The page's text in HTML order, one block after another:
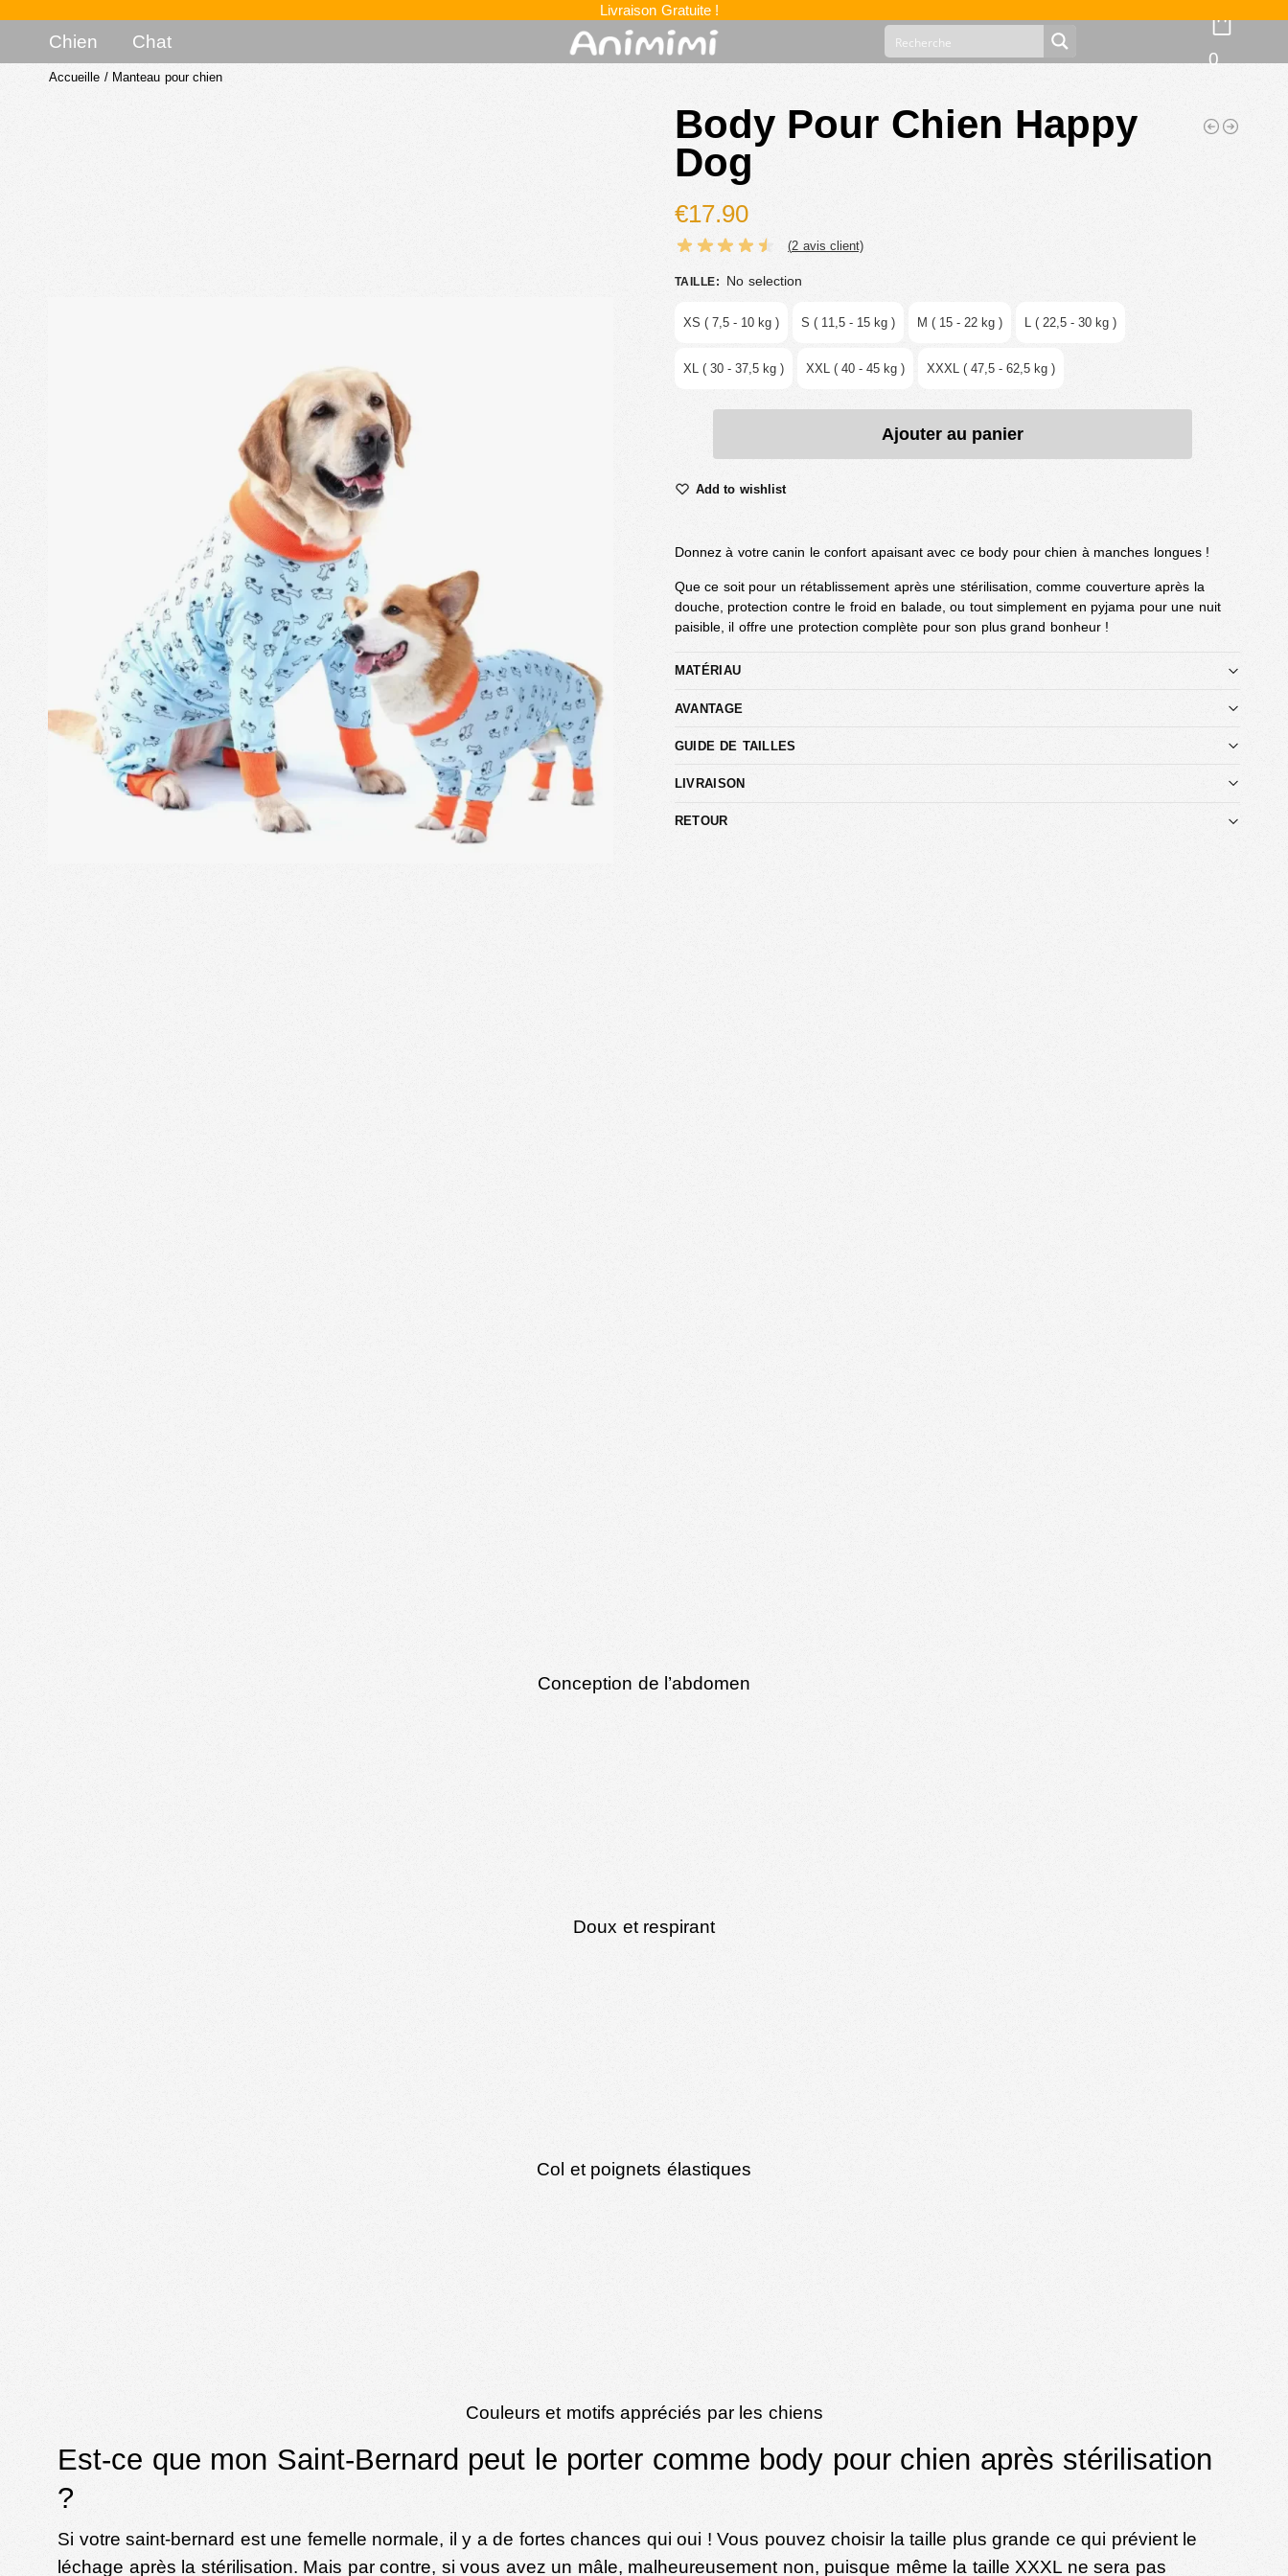
Livraison Gratuite !
Chien
Chat
0
Accueille / Manteau pour chien
Body Pour Chien Happy
Dog
€17.90
(2 avis client)
TAILLE: No selection
XS ( 7,5 - 10 kg ) S ( 11,5 - 15 kg ) M ( 15 - 22 kg ) L ( 22,5 - 30 kg )
XL ( 30 - 37,5 kg ) XXL ( 40 - 45 kg ) XXXL ( 47,5 - 62,5 kg )
Ajouter au panier
Add to wishlist
Donnez à votre canin le confort apaisant avec ce body pour chien à manches longues !
Que ce soit pour un rétablissement après une stérilisation, comme couverture après la
douche, protection contre le froid en balade, ou tout simplement en pyjama pour une nuit
paisible, il offre une protection complète pour son plus grand bonheur !
MATÉRIAU
AVANTAGE
GUIDE DE TAILLES
LIVRAISON
RETOUR
Conception de l’abdomen
Doux et respirant
Col et poignets élastiques
Couleurs et motifs appréciés par les chiens
Est-ce que mon Saint-Bernard peut le porter comme body pour chien après stérilisation
?
Si votre saint-bernard est une femelle normale, il y a de fortes chances qui oui ! Vous pouvez choisir la taille plus grande ce qui prévient le
léchage après la stérilisation. Mais par contre, si vous avez un mâle, malheureusement non, puisque même la taille XXXL ne sera pas